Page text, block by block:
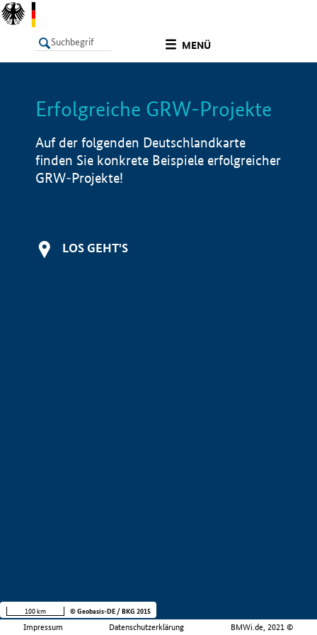
MENÜ
LISTE Info
Erfolgreiche GRW-Projekte
Auf der folgenden Deutschlandkarte
finden Sie konkrete Beispiele erfolgreicher
GRW-Projekte!
LOS GEHT'S
Impressum Datenschutzerklärung BMWi.de, 2021 ©
100 km © Geobasis-DE / BKG 2015